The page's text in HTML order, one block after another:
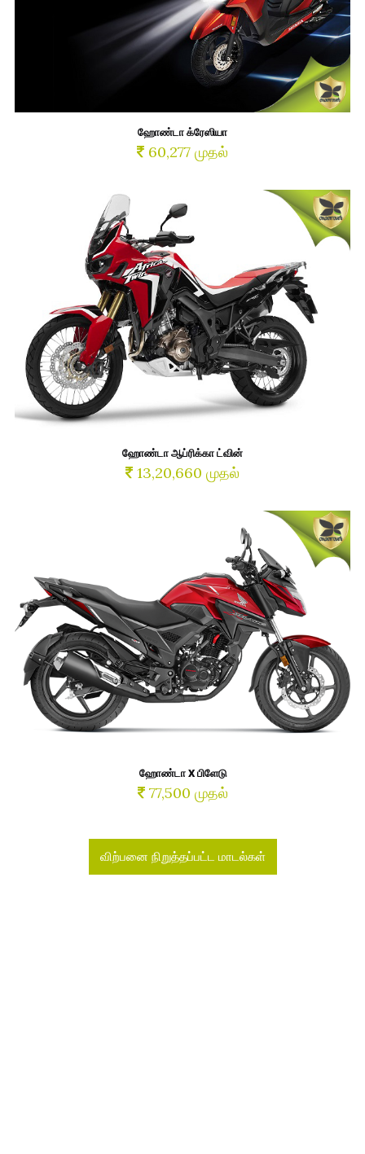
ஹோண்டா க்ரேஸியா
60,277 முதல்
ஹோண்டா ஆப்ரிக்கா ட்வின்
13,20,660 முதல்
ஹோண்டா X பிளேடு
77,500 முதல்
விற்பனை நிறுத்தப்பட்ட மாடல்கள்